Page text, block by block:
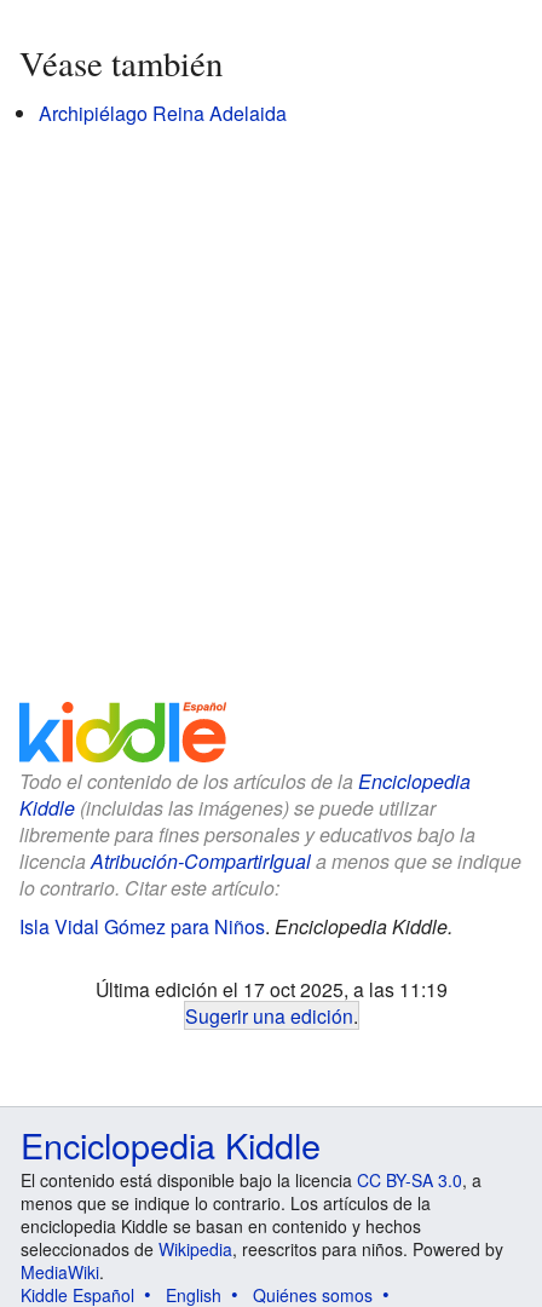
Véase también
Archipiélago Reina Adelaida
Todo el contenido de los artículos de la Enciclopedia
Kiddle (incluidas las imágenes) se puede utilizar
libremente para fines personales y educativos bajo la
licenciaAtribución-CompartirIguala menos que se indique
lo contrario. Citar este artículo:
Isla Vidal Gómez para Niños. Enciclopedia Kiddle.
Última edición el 17 oct 2025, a las 11:19
Sugerir una edición.
Enciclopedia Kiddle
El contenido está disponible bajo la licencia CC BY-SA 3.0, a
menos que se indique lo contrario. Los artículos de la
enciclopedia Kiddle se basan en contenido y hechos
seleccionados de Wikipedia, reescritos para niños. Powered by
MediaWiki.
Kiddle Español
English
Quiénes somos